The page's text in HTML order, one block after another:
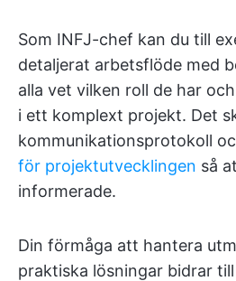
Som INFJ-chef kan du till
detaljerat arbetsflöde med
alla vet vilken roll de har
i ett komplext projekt. Det
kommunikationsprotokoll
för projektutvecklingen så
informerade.
Din förmåga att hantera
praktiska lösningar bidrar